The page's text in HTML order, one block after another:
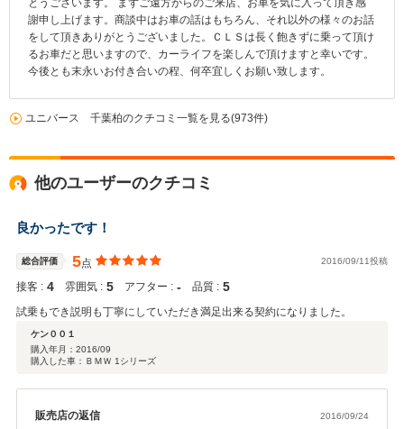
とうございます。 まずご遠方からのご来店、お車を気に入って頂き感
謝申し上げます。商談中はお車の話はもちろん、それ以外の様々のお話
をして頂きありがとうございました。ＣＬＳは長く飽きずに乗って頂け
るお車だと思いますので、カーライフを楽しんで頂けますと幸いです。
今後とも末永いお付き合いの程、何卒宜しくお願い致します。
ユニバース 千葉柏のクチコミ一覧を見る(973件)
他のユーザーのクチコミ
良かったです！
総合評価 5点 2016/09/11投稿
接客 : 4 雰囲気 : 5 アフター : ‐ 品質 : 5
試乗もでき説明も丁寧にしていただき満足出来る契約になりました。
ケン００１
購入年月： 2016/09
購入した車：ＢＭＷ 1シリーズ
販売店の返信 2016/09/24